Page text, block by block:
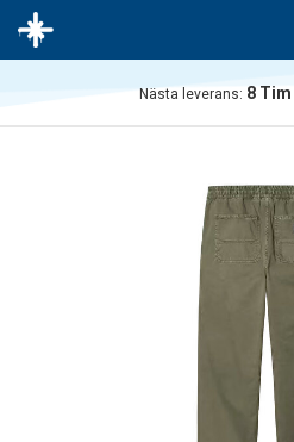
Nästa leverans: 8 Tim